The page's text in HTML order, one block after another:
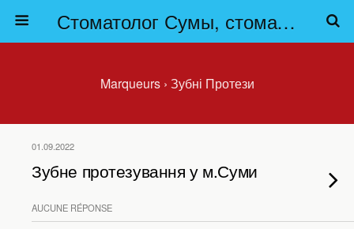
Стоматолог Сумы, стоматологические клиники Сумы, детская стоматология в Сумах. | Частная стоматология Сумы
Marqueurs › Зубні Протези
01.09.2022
Зубне протезування у м.Суми
AUCUNE RÉPONSE